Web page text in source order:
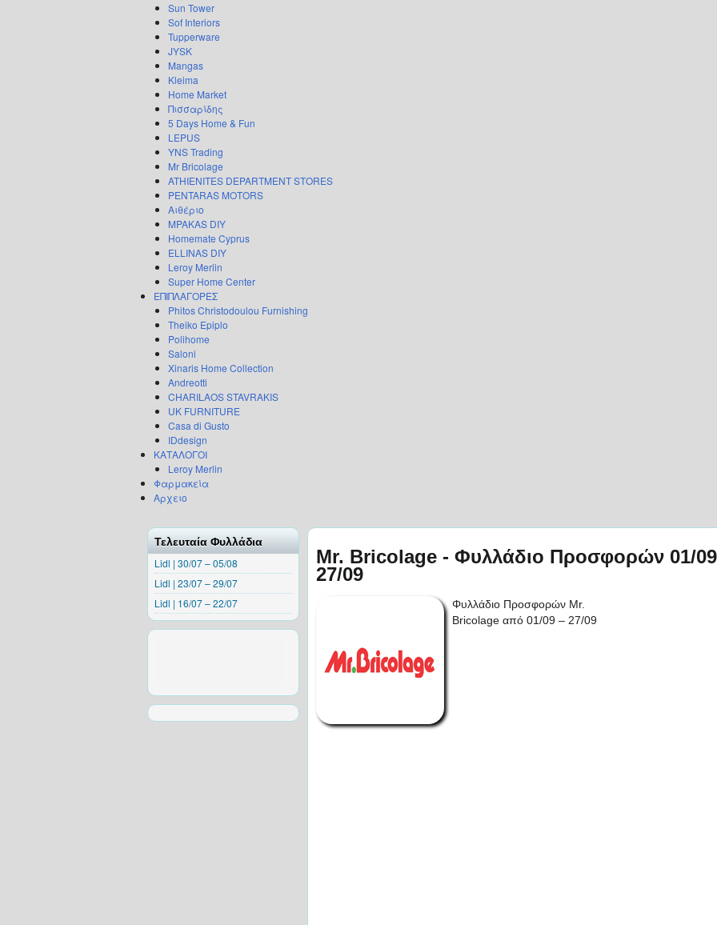
Sun Tower
Sof Interiors
Tupperware
JYSK
Mangas
Kleima
Home Market
Πισσαρίδης
5 Days Home & Fun
LEPUS
YNS Trading
Mr Bricolage
ATHIENITES DEPARTMENT STORES
PENTARAS MOTORS
Αιθέριο
MPAKAS DIY
Homemate Cyprus
ELLINAS DIY
Leroy Merlin
Super Home Center
ΕΠΙΠΛΑΓΟΡΕΣ
Phitos Christodoulou Furnishing
Theiko Epiplo
Polihome
Saloni
Xinaris Home Collection
Andreotti
CHARILAOS STAVRAKIS
UK FURNITURE
Casa di Gusto
IDdesign
ΚΑΤΑΛΟΓΟΙ
Leroy Merlin
Φαρμακεία
Αρχειο
Τελευταία Φυλλάδια
Lidl | 30/07 – 05/08
Lidl | 23/07 – 29/07
Lidl | 16/07 – 22/07
Mr. Bricolage - Φυλλάδιο Προσφορών 01/
27/09
Φυλλάδιο Προσφορών Mr.
Bricolage από 01/09 – 27/09